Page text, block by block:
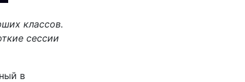
классов.
сессии
в